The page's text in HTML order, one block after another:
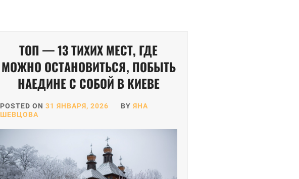
ТОП — 13 ТИХИХ МЕСТ, ГДЕ
МОЖНО ОСТАНОВИТЬСЯ, ПОБЫТЬ
НАЕДИНЕ С СОБОЙ В КИЕВЕ
POSTED ON 31 ЯНВАРЯ, 2026 BY ЯНА
ШЕВЦОВА